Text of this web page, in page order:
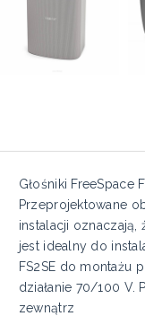
Głośniki
Przeprojektowane
instalacji oznaczają,
jest idealny do
FS2SE do montażu
działanie 70/100 V.
zewnątrz